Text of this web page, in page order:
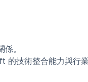
。
的技術整合能力與行業